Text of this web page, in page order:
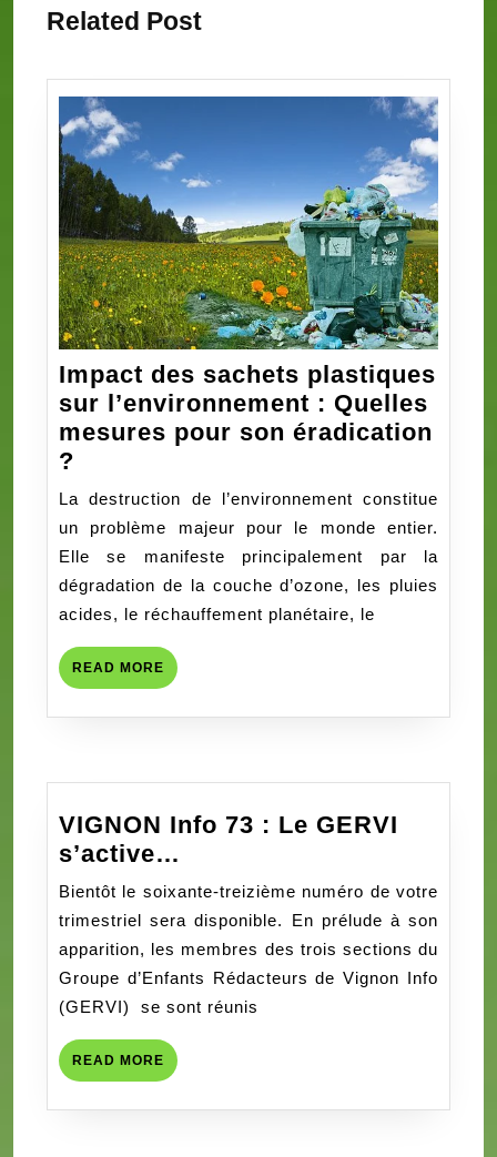
Related Post
Impact des sachets plastiques
sur l’environnement : Quelles
mesures pour son éradication
?
des
sachets
plastiques
sur
l’environnement
Quelles
mesures
pour
éradication
La destruction de l’environnement constitue
un problème majeur pour le monde entier.
Elle se manifeste principalement par la
dégradation de la couche d’ozone, les pluies
acides, le réchauffement planétaire, le
READ MORE READ
MORE
VIGNON Info 73 : Le GERVI
s’active…
Info
73
:
Le
GERVI
Bientôt le soixante-treizième numéro de votre
trimestriel sera disponible. En prélude à son
apparition, les membres des trois sections du
Groupe d’Enfants Rédacteurs de Vignon Info
(GERVI) se sont réunis
READ MORE READ
MORE